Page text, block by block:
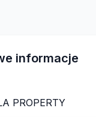
informacje
PROPERTY